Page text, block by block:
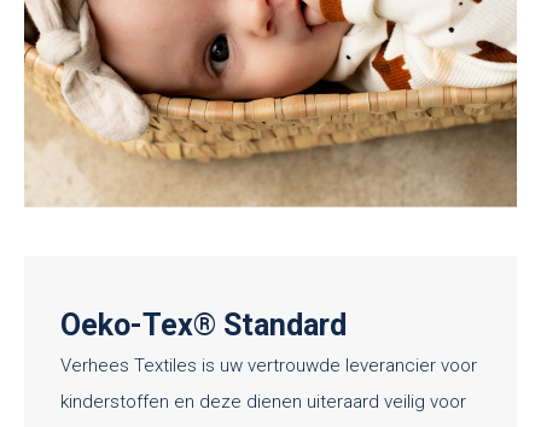
Oeko-Tex® Standard
Verhees Textiles is uw vertrouwde leverancier voor
kinderstoffen en deze dienen uiteraard veilig voor